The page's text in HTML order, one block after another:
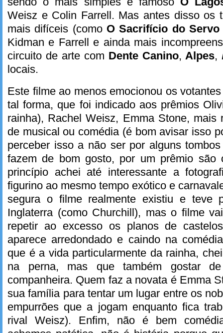
Weisz e Colin Farrell. Mas antes disso os
mais difíceis (como O Sacrifício do Servo
Kidman e Farrell e ainda mais
circuito de arte com Dente Canino, Alpes,
locais.
Este filme ao menos emocionou os
tal forma, que foi indicado aos prêmios
rainha), Rachel Weisz, Emma Stone, mais
de musical ou comédia (é bom avisar isso
perceber isso a não ser por alguns
fazem de bom gosto, por um prêmio são
princípio achei até interessante a
figurino ao mesmo tempo exótico e
segura o filme realmente existiu e teve
Inglaterra (como Churchill), mas o filme
repetir ao excesso os planos de
aparece arredondado e caindo na
que é a vida particularmente da rainha,
na perna, mas que também gostar
companheira. Quem faz a novata é Emma
sua família para tentar um lugar entre os
empurrões que a jogam enquanto fica
rival Weisz). Enfim, não é bem